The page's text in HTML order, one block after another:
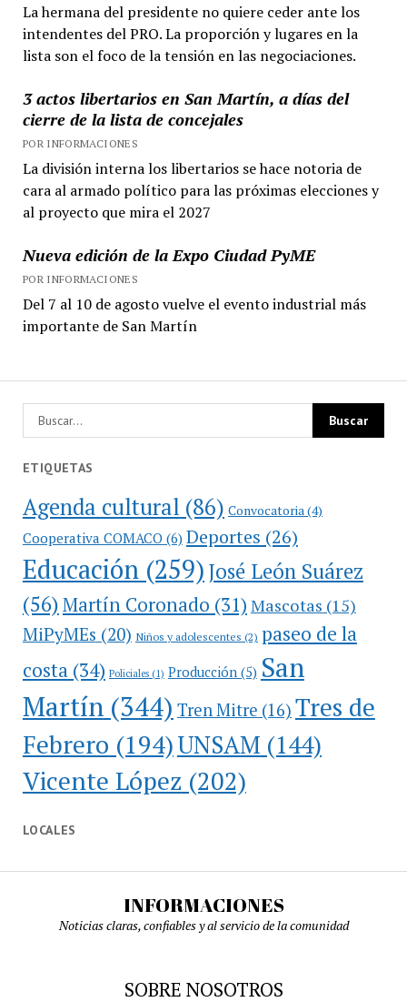
La hermana del presidente no quiere ceder ante los
intendentes del PRO. La proporción y lugares en la
lista son el foco de la tensión en las negociaciones.
3 actos libertarios en San Martín, a días del
cierre de la lista de concejales
POR INFORMACIONES
La división interna los libertarios se hace notoria de
cara al armado político para las próximas elecciones y
al proyecto que mira el 2027
Nueva edición de la Expo Ciudad PyME
POR INFORMACIONES
Del 7 al 10 de agosto vuelve el evento industrial más
importante de San Martín
ETIQUETAS
Agenda cultural (86) Convocatoria (4)
Cooperativa COMACO(6) Deportes (26)
Educación(259)José León Suárez
(56)Martín Coronado (31) Mascotas (15)
MiPyMEs (20) Niños y adolescentes (2) paseo de la
costa(34) Policiales(1) Producción(5) San
Martín(344) Tren Mitre (16) Tres de
Febrero (194)UNSAM (144)
Vicente López (202)
LOCALES
INFORMACIONES
Noticias claras, confiables y al servicio de la comunidad
SOBRE NOSOTROS